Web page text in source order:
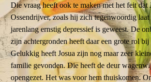
Die vraag heeft ook te maken met het feit dat
Ossendrijver, zoals hij zich tegenwoordig laat
jarenlang ernstig depressief is geweest. De
zijn achtergronden heeft daar een grote rol bij
Gelukkig heeft Josua zijn nog maar zeer
familie gevonden. Die heeft de deur
opengezet. Het was voor hem thuiskomen.